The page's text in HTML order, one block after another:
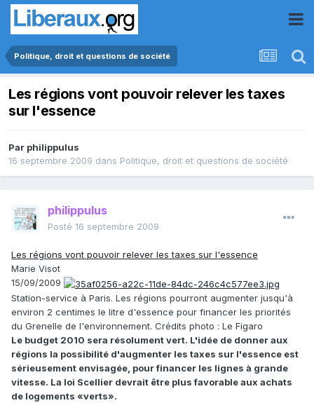
Politique, droit et questions de société
Les régions vont pouvoir relever les taxes
sur l'essence
Par philippulus
16 septembre 2009 dans Politique, droit et questions de société
philippulus
Posté 16 septembre 2009
Les régions vont pouvoir relever les taxes sur l'essence
Marie Visot
15/09/2009
Station-service à Paris. Les régions pourront augmenter jusqu'à
environ 2 centimes le litre d'essence pour financer les priorités
du Grenelle de l'environnement. Crédits photo : Le Figaro
Le budget 2010 sera résolument vert. L'idée de donner aux
régions la possibilité d'augmenter les taxes sur l'essence est
sérieusement envisagée, pour financer les lignes à grande
vitesse. La loi Scellier devrait être plus favorable aux achats
de logements «verts».